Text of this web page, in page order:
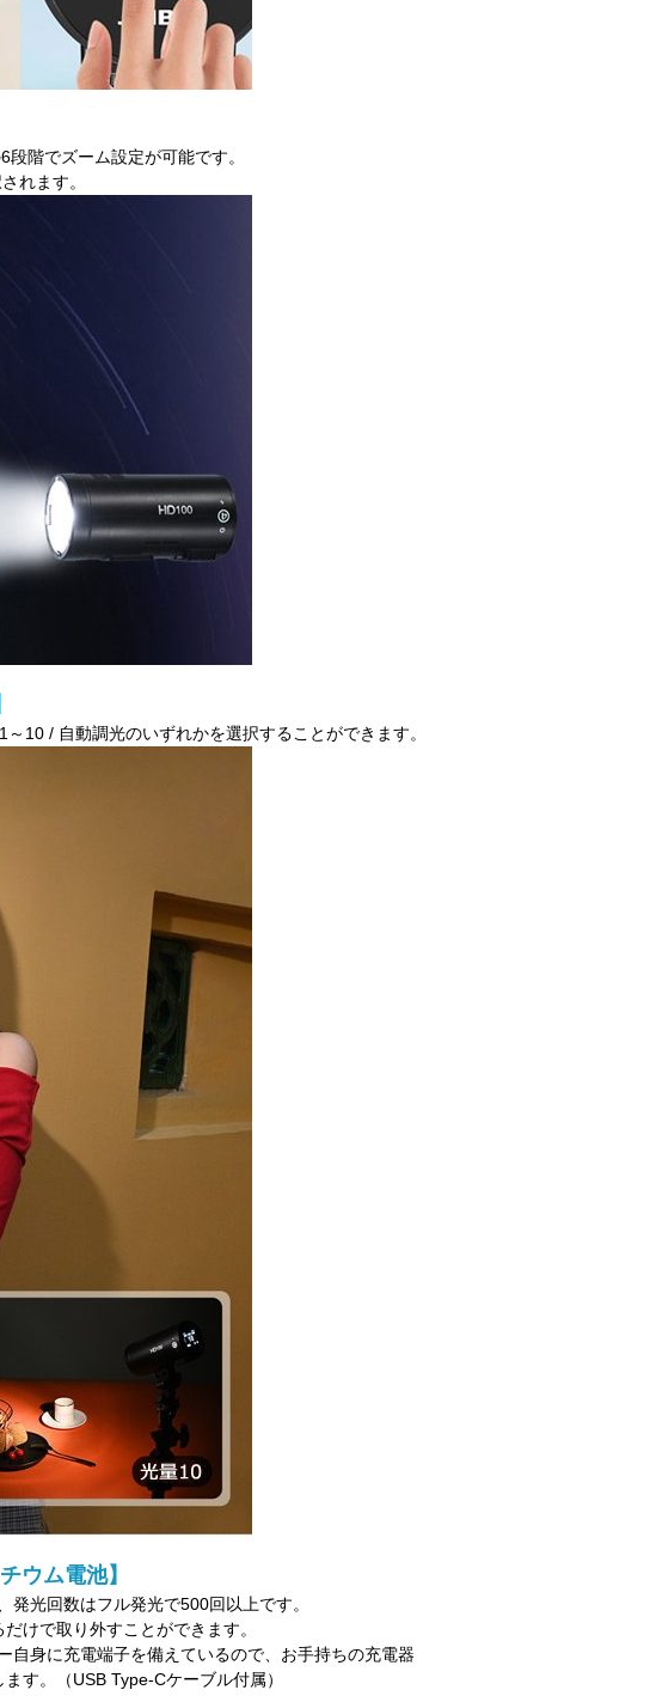
階でズーム設定が可能です。
れます。
10 / 自動調光のいずれかを選択することができます。
ウム電池】
光回数はフル発光で500回以上です。
けで取り外すことができます。
自身に充電端子を備えているので、お手持ちの充電器
す。（USB Type-Cケーブル付属）